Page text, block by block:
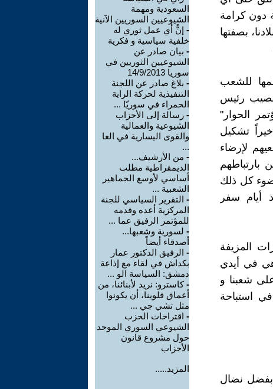
دون كرامة
بصفتها
للشعب
رئيس
الحوار"
تشكيل
لإرضاء
ضوء كل ذلك
أيام سفر
المزيفة
في أيدي
شعبنا و
استباحة
بفضل نضال
السعودية ومهمة
الشيوعيين السوريين الآنية
- إنًّ أي عمل ثوري له
خلفية سياسية و فكرية
- بيان صادر عن
الشيوعيين الثوريين في
سوريا 14/9/2013
- بلاغ صادر عن اللجنة
التنفيذية لحركة الراية
الحمراء في سوريّا ...
- رسالة إلى الأحزاب
الشيوعية والعمالية
والقوى اليسارية في العا
...
- من الأرشيف...
الديمقراطية مطلب
أساسي لأوسع الجماهير
الشعبية ...
- التقرير السياسي للجنة
المركزية أعده وقدمه
للمؤتمر الرفيق عما ...
- لسورية وشعبها...
أصدقاء أيضاً
- الرفيق الدكتور عمار
بكداش في لقاء مع إذاعة
دمشق: السياسة الو ...
-كاسترو: نريد لأبنائنا، من
أعماق قلوبنا، أن يكونوا
مثل تشي جي ...
- اقتراحات الحزب
الشيوعي السوري الموحد
حول مشروع قانون
الأحزاب
المزيد.....